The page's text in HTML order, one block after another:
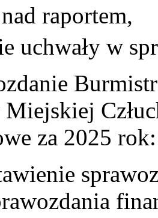
raportem,
uchwały w
za 2025 rok: